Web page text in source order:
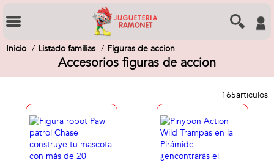
Inicio Listado familias Figuras de accion
Accesorios figuras de accion
165articulos